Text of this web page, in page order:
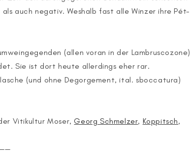
auch negativ. Weshalb fast alle Winzer ihre Pét-
(allen voran in der Lambruscozone)
Sie ist dort heute allerdings eher rar.
(und ohne Degorgement, ital. sboccatura)
Vitikultur Moser,Georg Schmelzer, Koppitsch,